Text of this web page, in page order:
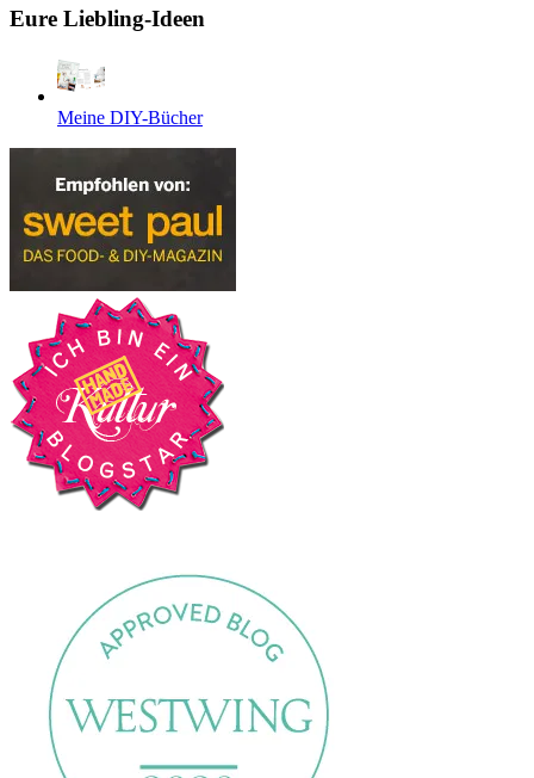
Eure Liebling-Ideen
Meine DIY-Bücher